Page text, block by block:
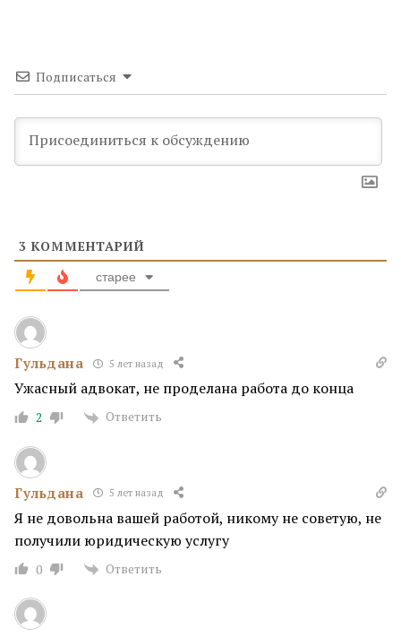
Подписаться
3 КОММЕНТАРИЙ
старее
Гульдана 5 лет назад
Ужасный адвокат, не проделана работа до конца
2 Ответить
Гульдана 5 лет назад
Я не довольна вашей работой, никому не советую, не
получили юридическую услугу
0 Ответить